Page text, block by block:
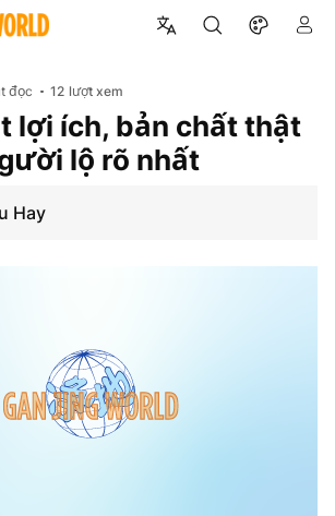
đọc 12 lượt xem
lợi ích, bản chất thật
lộ rõ nhất
Hay